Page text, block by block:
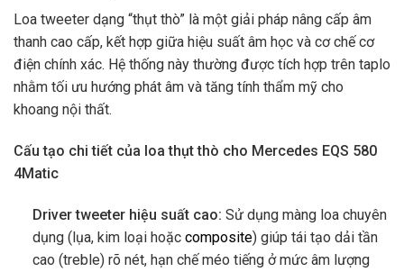
Loa tweeter dạng “thụt thò” là một giải pháp nâng cấp âm
thanh cao cấp, kết hợp giữa hiệu suất âm học và cơ chế cơ
điện chính xác. Hệ thống này thường được tích hợp trên taplo
nhằm tối ưu hướng phát âm và tăng tính thẩm mỹ cho
khoang nội thất.
Cấu tạo chi tiết của loa thụt thò cho Mercedes EQS 580
4Matic
Driver tweeter hiệu suất cao: Sử dụng màng loa chuyên
dụng (lụa, kim loại hoặc composite) giúp tái tạo dải tần
cao (treble) rõ nét, hạn chế méo tiếng ở mức âm lượng